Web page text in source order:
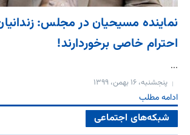
نماینده مسیحیان در مجلس:
احترام خاصی برخوردارند!
...
پنجشنبه، ۱۶ بهمن، ۱۳۹۹
ادامه مطلب
شبکه‌های اجتماعی